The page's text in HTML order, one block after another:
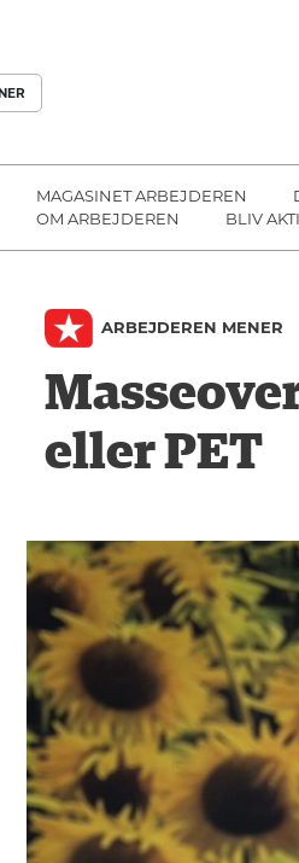
UDLAND
BLOGS
DEBAT
LÆSER
HISTORIE
TEORI
SOUNDCLOUD
ABONNER
LOG IND
MAGASINET ARBEJDEREN
OM ARBEJDEREN
BLIV
ARBEJDEREN MENER
eller PET